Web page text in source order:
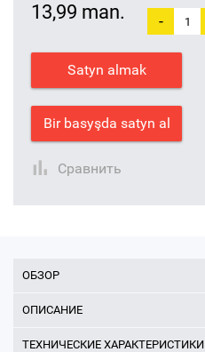
13,99 man. -
Satyn almak
Bir basyşda satyn al
Сравнить
ОБЗОР
ОПИСАНИЕ
ТЕХНИЧЕСКИЕ ХАРАКТЕРИСТИКИ